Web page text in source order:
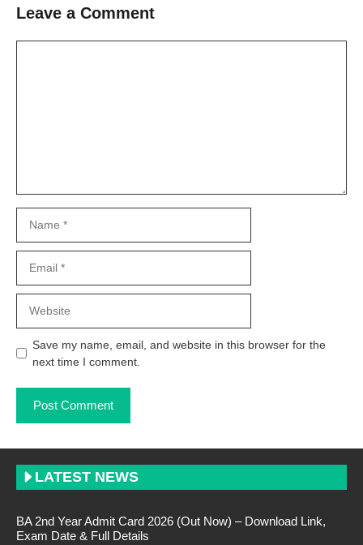
Leave a Comment
Save my name, email, and website in this browser for the
next time I comment.
LATEST NEWS
BA 2nd Year Admit Card 2026 (Out Now) – Download Link,
Exam Date & Full Details